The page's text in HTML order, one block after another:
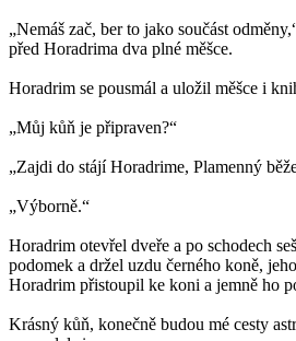
„Nemáš zač, ber to jako součást
před Horadrima dva plné měšce.
Horadrim se pousmál a uložil měšce i
„Můj kůň je připraven?“
„Zajdi do stájí Horadrime, Plamenný
„Výborně.“
Horadrim otevřel dveře a po schodech
podomek a držel uzdu černého koně,
Horadrim přistoupil ke koni a jemně ho
Krásný kůň, konečně budou mé cesty